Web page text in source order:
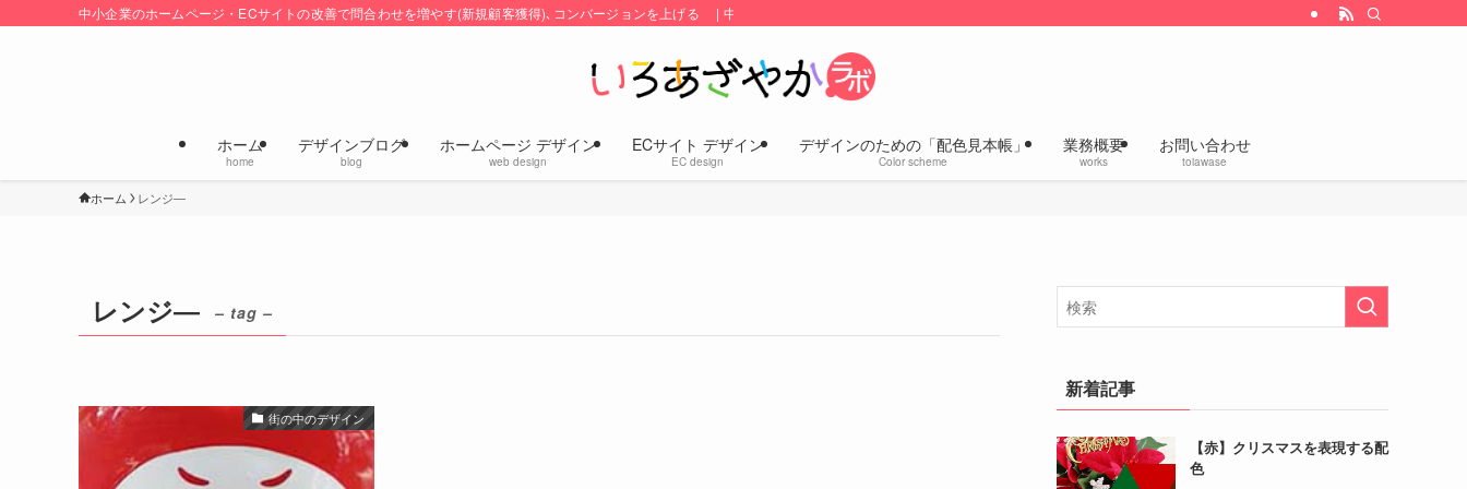
中小企業のホームページ・ECサイトの改善で問合わせを増やす(新規顧客獲得)､コンバージョンを上げる | 中小企業のホームページ・ECサイトの改善、企画デザインの「いろあざやかラボ」
ホーム
home
デザインブログ
blog
ホームページ デザイン
web design
ECサイト デザイン
EC design
デザインのための「配色見本帳」
Color scheme
業務概要
works
お問い合わせ
toiawase
ホーム レンジ―
レンジ― – tag –
街の中のデザイン
新着記事
【赤】クリスマスを表現する配
色